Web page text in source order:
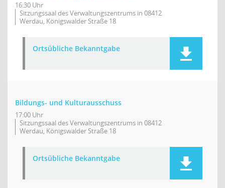
16:30 Uhr
Sitzungssaal des Verwaltungszentrums in 08412
Werdau, Königswalder Straße 18
Ortsübliche Bekanntgabe
Bildungs- und Kulturausschuss
17:00 Uhr
Sitzungssaal des Verwaltungszentrums in 08412
Werdau, Königswalder Straße 18
Ortsübliche Bekanntgabe